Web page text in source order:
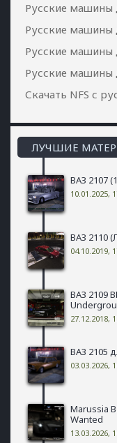
Русские машины
Русские машины
Русские машины
Русские машины
Скачать NFS с
ЛУЧШИЕ
ВАЗ 2107
10.01.2025,
ВАЗ 2110
04.10.2019,
ВАЗ 2109
27.12.2018,
ВАЗ 2105
03.03.2026,
Marussia
Wanted
13.03.2026,